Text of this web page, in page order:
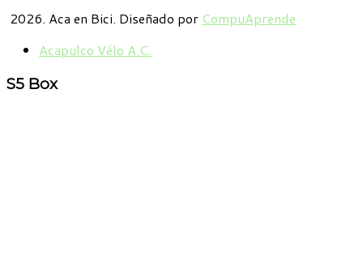
2026. Aca en Bici. Diseñado por CompuAprende
Acapulco Vélo A.C.
S5 Box